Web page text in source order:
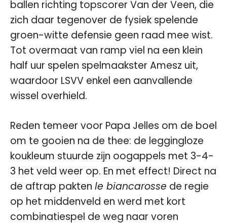
ballen richting topscorer Van der Veen, die
zich daar tegenover de fysiek spelende
groen-witte defensie geen raad mee wist.
Tot overmaat van ramp viel na een klein
half uur spelen spelmaakster Amesz uit,
waardoor LSVV enkel een aanvallende
wissel overhield.
Reden temeer voor Papa Jelles om de boel
om te gooien na de thee: de leggingloze
koukleum stuurde zijn oogappels met 3-4-
3 het veld weer op. En met effect! Direct na
de aftrap pakten le biancarosse de regie
op het middenveld en werd met kort
combinatiespel de weg naar voren